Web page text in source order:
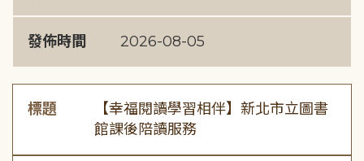
發佈時間 2026-08-05
標題
【幸福閱讀學習相伴】新北市立圖書
館課後陪讀服務